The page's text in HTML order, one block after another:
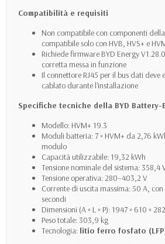
Compatibilità e requisiti
Non compatibile con componenti
compatibile solo con HVB, HVS+ e
Richiede firmware BYD Energy
corretta messa in funzione
Il connettore RJ45 per il bus dati deve
cablato durante l'installazione
Specifiche tecniche della BYD Battery-
Modello: HVM+ 19.3
Moduli batteria: 7 × HVM+ da 2,76
modulo
Capacità utilizzabile: 19,32 kWh
Tensione nominale del sistema: 358,4
Tensione operativa: 280–403,2 V
Corrente di uscita massima: 50 A,
secondi
Dimensioni (A × L × P): 1947 × 610 ×
Peso totale: 303,9 kg
Tecnologia: litio ferro fosfato